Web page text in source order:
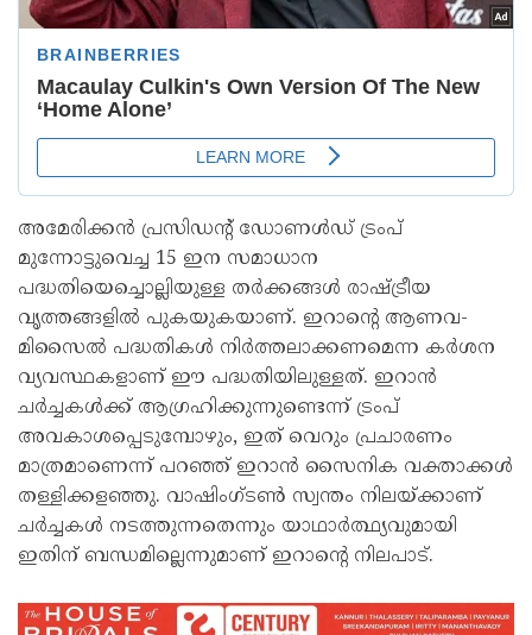
അമേരിക്കൻ പ്രസിഡന്റ് ഡോണൾഡ് ട്രംപ്
മുന്നോട്ടുവെച്ച 15 ഇന സമാധാന
പദ്ധതിയെച്ചൊല്ലിയുള്ള തർക്കങ്ങൾ രാഷ്ട്രീയ
വൃത്തങ്ങളിൽ പുകയുകയാണ്. ഇറാന്റെ ആണവ-
മിസൈൽ പദ്ധതികൾ നിർത്തലാക്കണമെന്ന കർശന
വ്യവസ്ഥകളാണ് ഈ പദ്ധതിയിലുള്ളത്. ഇറാൻ
ചർച്ചകൾക്ക് ആഗ്രഹിക്കുന്നുണ്ടെന്ന് ട്രംപ്
അവകാശപ്പെടുമ്പോഴും, ഇത് വെറും പ്രചാരണം
മാത്രമാണെന്ന് പറഞ്ഞ് ഇറാൻ സൈനിക വക്താക്കൾ
തള്ളിക്കളഞ്ഞു. വാഷിംഗ്ടൺ സ്വന്തം നിലയ്ക്കാണ്
ചർച്ചകൾ നടത്തുന്നതെന്നും യാഥാർത്ഥ്യവുമായി
ഇതിന് ബന്ധമില്ലെന്നുമാണ് ഇറാന്റെ നിലപാട്.